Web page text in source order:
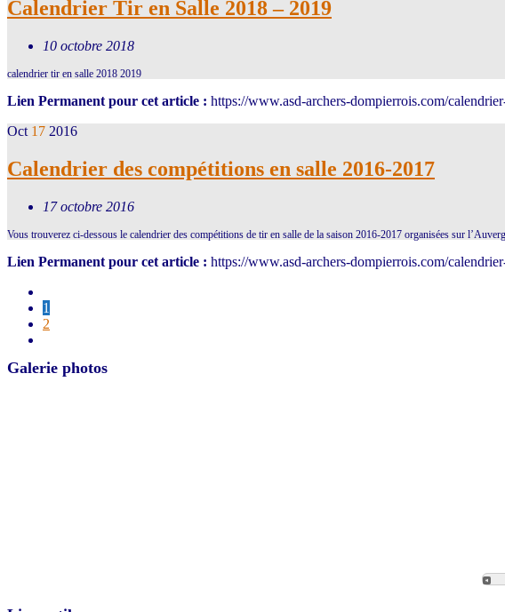
Calendrier Tir en Salle 2018 – 2019
10 octobre 2018
calendrier tir en salle 2018 2019
Lien Permanent pour cet article : https://www.asd-archers-dompierrois.com/
Oct 17 2016
Calendrier des compétitions en salle 2016-2017
17 octobre 2016
Vous trouverez ci-dessous le calendrier des compétitions de tir en salle de la saison 2016-2017 organisées sur
Lien Permanent pour cet article : https://www.asd-archers-dompierrois.com/
1
2
Galerie photos